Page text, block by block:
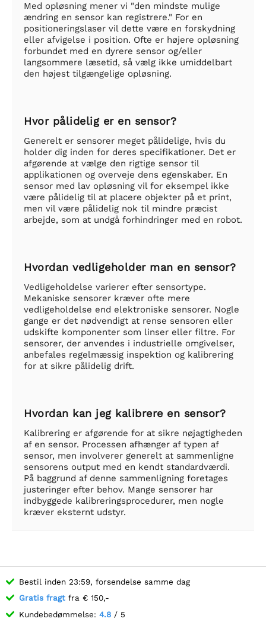
Med opløsning mener vi "den mindste mulige
ændring en sensor kan registrere." For en
positioneringslaser vil dette være en forskydning
eller afvigelse i position. Ofte er højere opløsning
forbundet med en dyrere sensor og/eller
langsommere læsetid, så vælg ikke umiddelbart
den højest tilgængelige opløsning.
Hvor pålidelig er en sensor?
Generelt er sensorer meget pålidelige, hvis du
holder dig inden for deres specifikationer. Det er
afgørende at vælge den rigtige sensor til
applikationen og overveje dens egenskaber. En
sensor med lav opløsning vil for eksempel ikke
være pålidelig til at placere objekter på et print,
men vil være pålidelig nok til mindre præcist
arbejde, som at undgå forhindringer med en robot.
Hvordan vedligeholder man en sensor?
Vedligeholdelse varierer efter sensortype.
Mekaniske sensorer kræver ofte mere
vedligeholdelse end elektroniske sensorer. Nogle
gange er det nødvendigt at rense sensoren eller
udskifte komponenter som linser eller filtre. For
sensorer, der anvendes i industrielle omgivelser,
anbefales regelmæssig inspektion og kalibrering
for at sikre pålidelig drift.
Hvordan kan jeg kalibrere en sensor?
Kalibrering er afgørende for at sikre nøjagtigheden
af en sensor. Processen afhænger af typen af
sensor, men involverer generelt at sammenligne
sensorens output med en kendt standardværdi.
På baggrund af denne sammenligning foretages
justeringer efter behov. Mange sensorer har
indbyggede kalibreringsprocedurer, men nogle
kræver eksternt udstyr.
Bestil inden 23:59, forsendelse samme dag
Gratis fragt fra € 150,-
Kundebedømmelse: 4.8 / 5